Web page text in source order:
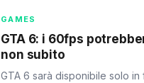
GAMES
GTA 6: i 60fps
non subito
GTA 6 sarà disponibile solo in